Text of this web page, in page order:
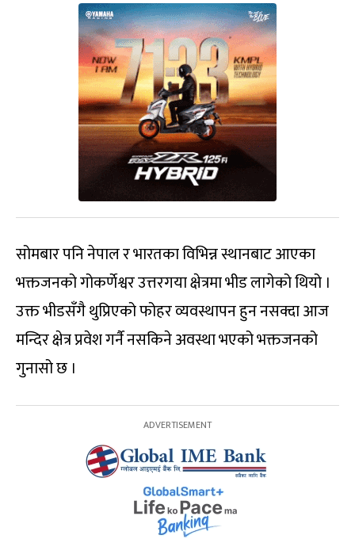
सोमबार पनि नेपाल र भारतका विभिन्न स्थानबाट आएका
भक्तजनको गोकर्णेश्वर उत्तरगया क्षेत्रमा भीड लागेको थियो ।
उक्त भीडसँगै थुप्रिएको फोहर व्यवस्थापन हुन नसक्दा आज
मन्दिर क्षेत्र प्रवेश गर्नै नसकिने अवस्था भएको भक्तजनको
गुनासो छ ।